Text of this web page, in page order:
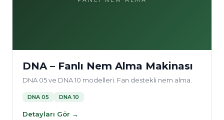
DNA – Fanlı Nem Alma Makinası
DNA 05 ve DNA 10 modelleri. Fan destekli nem alma.
DNA 05 DNA 10
Detayları Gör →